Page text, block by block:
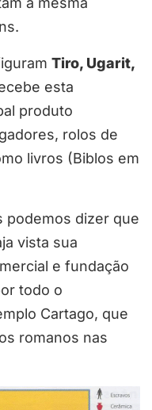
Tiro, Ugarit,
esta
produto
rolos de
livros (Biblos em
podemos dizer que
vista sua
e fundação
todo o
Cartago, que
romanos nas